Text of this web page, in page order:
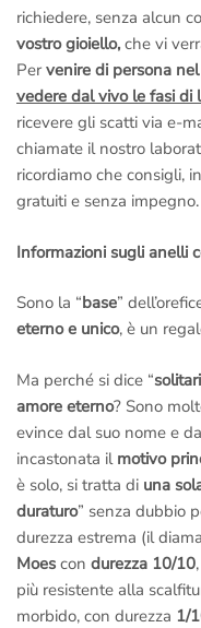
richiedere, senza alcun
vostro gioiello, che vi
Per venire di persona
vedere dal vivo le fasi di
ricevere gli scatti via e-
chiamate il nostro
ricordiamo che consigli,
gratuiti e senza impegno.
Informazioni sugli anelli
Sono la “base”
eterno e unico, è un
Ma perché si dice “
amore eterno? Sono
evince dal suo nome e
incastonata il motivo
è solo, si tratta di una
duraturo” senza dubbio
durezza estrema (il
Moes con durezza 10/10
più resistente alla
morbido, con durezza 1/